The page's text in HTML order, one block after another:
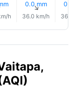
h
0.0 mm
↑
36.0 km/h
0.0
36.0